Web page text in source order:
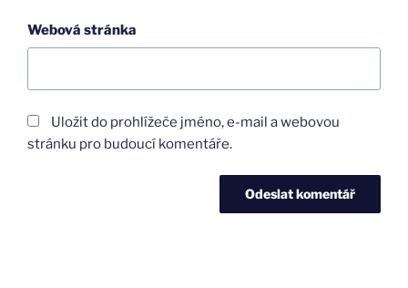
Webová stránka
Uložit do prohlížeče jméno, e-mail a webovou
stránku pro budoucí komentáře.